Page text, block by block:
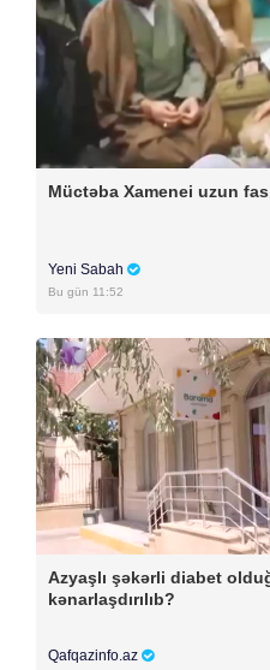
Müctəba Xamenei uzun
Yeni Sabah
Bu gün 11:52
Azyaşlı şəkərli diabet
kənarlaşdırılıb?
Qafqazinfo.az